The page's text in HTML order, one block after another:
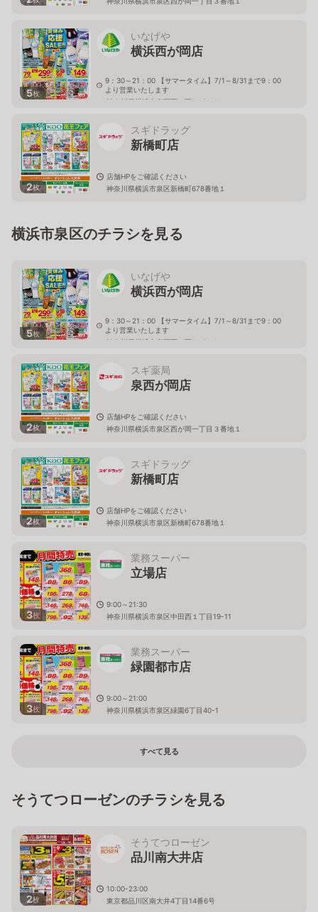
5枚
いなげや
横浜西が岡店
9：30～21：00 【サマータイム】7/1～8/31まで9：00
より営業いたします
神奈川県横浜市泉区西が岡1－2－1
2枚
スギドラッグ
新橋町店
店舗HPをご確認ください
神奈川県横浜市泉区新橋町678番地１
横浜市泉区のチラシを見る
5枚
いなげや
横浜西が岡店
9：30～21：00 【サマータイム】7/1～8/31まで9：00
より営業いたします
神奈川県横浜市泉区西が岡1－2－1
2枚
スギ薬局
泉西が岡店
店舗HPをご確認ください
神奈川県横浜市泉区西が岡一丁目３番地１
2枚
スギドラッグ
新橋町店
店舗HPをご確認ください
神奈川県横浜市泉区新橋町678番地１
3枚
業務スーパー
立場店
9:00～21:30
神奈川県横浜市泉区中田西１丁目19-11
3枚
業務スーパー
緑園都市店
9:00～21:00
神奈川県横浜市泉区緑園6丁目40-1
すべて見る
そうてつローゼンのチラシを見る
2枚
そうてつローゼン
品川南大井店
10:00-23:00
東京都品川区南大井4丁目14番6号